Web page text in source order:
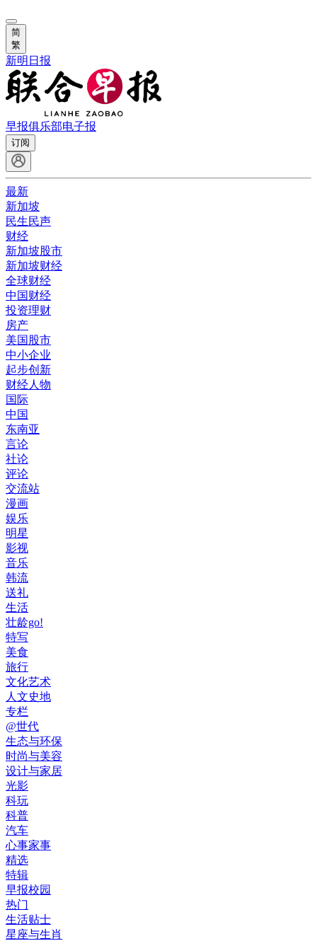
简
繁
新明日报
早报俱乐部电子报
订阅
最新
新加坡
民生民声
财经
新加坡股市
新加坡财经
全球财经
中国财经
投资理财
房产
美国股市
中小企业
起步创新
财经人物
国际
中国
东南亚
言论
社论
评论
交流站
漫画
娱乐
明星
影视
音乐
韩流
送礼
生活
壮龄go!
特写
美食
旅行
文化艺术
人文史地
专栏
@世代
生态与环保
时尚与美容
设计与家居
光影
科玩
科普
汽车
心事家事
精选
特辑
早报校园
热门
生活贴士
星座与生肖